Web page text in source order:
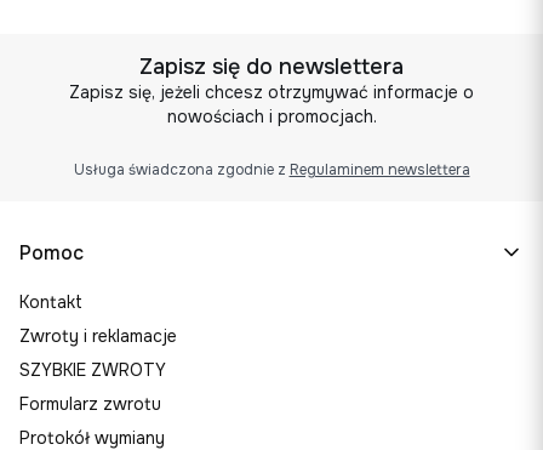
Zapisz się do newslettera
Zapisz się, jeżeli chcesz otrzymywać informacje o
nowościach i promocjach.
Usługa świadczona zgodnie z Regulaminem newslettera
Linki w stopce
Pomoc
Kontakt
Zwroty i reklamacje
SZYBKIE ZWROTY
Formularz zwrotu
Protokół wymiany